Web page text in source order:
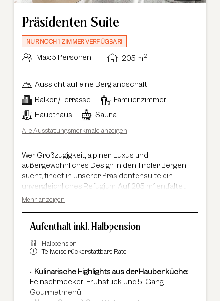
Präsidenten Suite
NUR NOCH 1 ZIMMER VERFÜGBAR!
Max.: 5 Personen 205 m2
Aussicht auf eine Berglandschaft
Balkon/Terrasse
Familienzimmer
Haupthaus
Sauna
Alle Ausstattungsmerkmale anzeigen
Wer Großzügigkeit, alpinen Luxus und
außergewöhnliches Design in den Tiroler Bergen
sucht, findet in unserer Präsidentensuite ein
unvergleichliches Refugium. Auf 205 m² entfaltet
sich ein exklusives Wohngefühl im eleganten
Raumhöhe. Der atemberaubende Südblick auf die
Ötztaler Bergwelt begleitet Sie durch die gesamte
Suite und unterstreicht das besondere Ambiente.
Die Präsidentensuite verfügt über zwei
Schlafzimmer, zwei stilvolle Badezimmer sowie
einen großzügigen Wohnbereich mit deckenhohem
Kamin, der für eine einzigartige Atmosphäre sorgt.
Mehr anzeigen
Aufenthalt inkl. Halbpension
Halbpension
Teilweise rückerstattbare Rate
Kulinarische Highlights aus der Haubenküche:
Feinschmecker-Frühstück und 5-Gang
Gourmetmenü